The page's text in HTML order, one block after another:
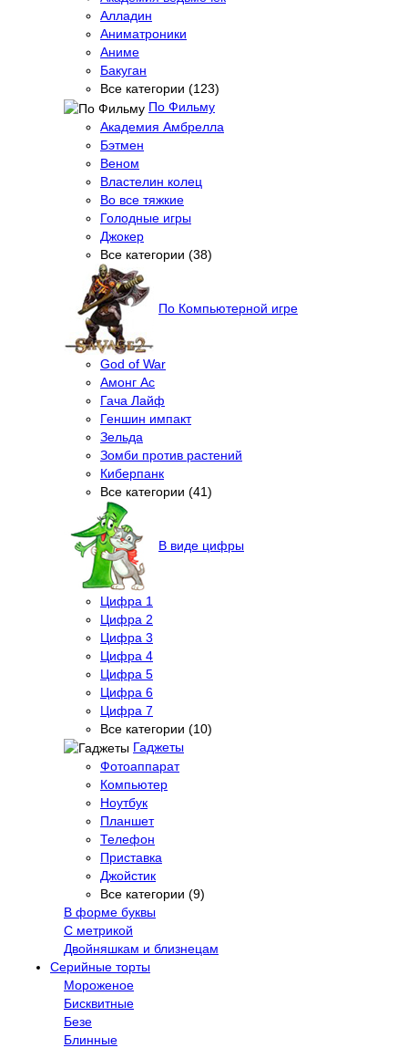
Алладин
Аниматроники
Аниме
Бакуган
Все категории (123)
По Фильму
Академия Амбрелла
Бэтмен
Веном
Властелин колец
Во все тяжкие
Голодные игры
Джокер
Все категории (38)
По Компьютерной игре
God of War
Амонг Ас
Гача Лайф
Геншин импакт
Зельда
Зомби против растений
Киберпанк
Все категории (41)
В виде цифры
Цифра 1
Цифра 2
Цифра 3
Цифра 4
Цифра 5
Цифра 6
Цифра 7
Все категории (10)
Гаджеты
Фотоаппарат
Компьютер
Ноутбук
Планшет
Телефон
Приставка
Джойстик
Все категории (9)
В форме буквы
С метрикой
Двойняшкам и близнецам
Серийные торты
Мороженое
Бисквитные
Безе
Блинные